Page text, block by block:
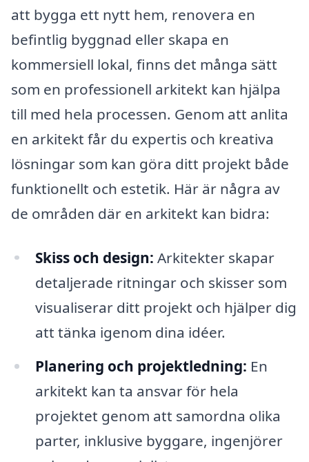
att bygga ett nytt hem, renovera en
befintlig byggnad eller skapa en
kommersiell lokal, finns det många sätt
som en professionell arkitekt kan hjälpa
till med hela processen. Genom att anlita
en arkitekt får du expertis och kreativa
lösningar som kan göra ditt projekt både
funktionellt och estetik. Här är några av
de områden där en arkitekt kan bidra:
Skiss och design: Arkitekter skapar
detaljerade ritningar och skisser som
visualiserar ditt projekt och hjälper dig
att tänka igenom dina idéer.
Planering och projektledning: En
arkitekt kan ta ansvar för hela
projektet genom att samordna olika
parter, inklusive byggare, ingenjörer